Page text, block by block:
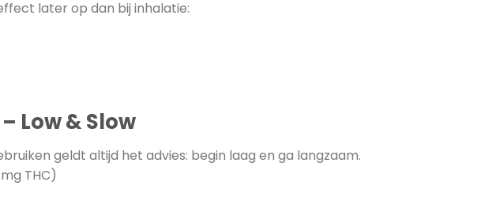
later op dan bij inhalatie:
Low & Slow
geldt altijd het advies: begin laag en ga langzaam.
THC)